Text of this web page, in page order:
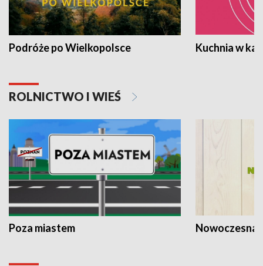
Podróże po Wielkopolsce Kuchnia w
ROLNICTWO I WIEŚ
Poza miastem Nowoczesna